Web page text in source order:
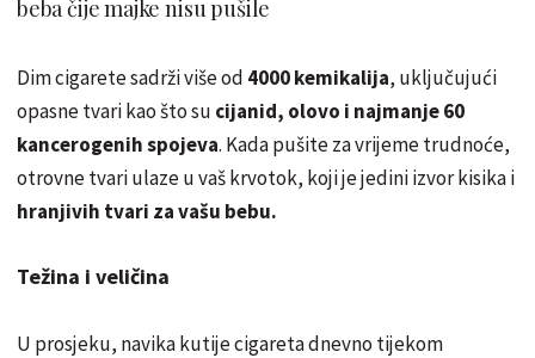
beba čije majke nisu pušile
Dim cigarete sadrži više od 4000 kemikalija, uključujući
opasne tvari kao što su cijanid, olovo i najmanje 60
kancerogenih spojeva. Kada pušite za vrijeme trudnoće,
otrovne tvari ulaze u vaš krvotok, koji je jedini izvor kisika i
hranjivih tvari za vašu bebu.
Težina i veličina
U prosjeku, navika kutije cigareta dnevno tijekom